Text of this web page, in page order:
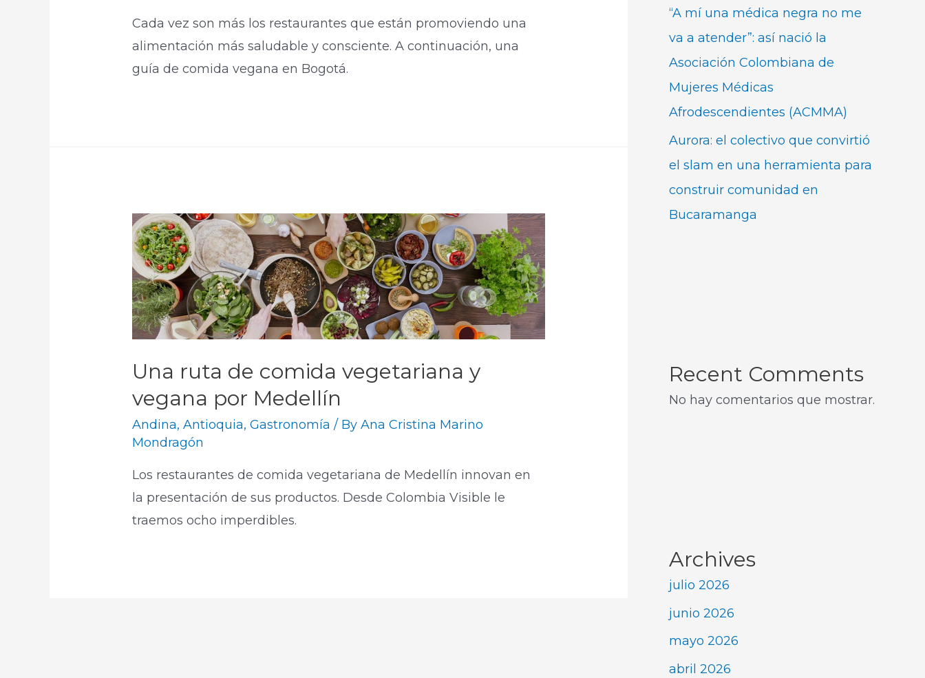
Cada vez son más los restaurantes que están promoviendo una
alimentación más saludable y consciente. A continuación, una
guía de comida vegana en Bogotá. ​
Una ruta de comida vegetariana y
vegana por Medellín
Andina,Antioquia,Gastronomía / ByAna Cristina Marino
Mondragón
Los restaurantes de comida vegetariana de Medellín innovan en
la presentación de sus productos. Desde Colombia Visible le
traemos ocho imperdibles.​
“A mí una médica negra no me
va a atender”: así nació la
Asociación Colombiana de
Mujeres Médicas
Afrodescendientes (ACMMA)
Aurora: el colectivo que convirtió
el slam en una herramienta para
construir comunidad en
Bucaramanga
Recent Comments
No hay comentarios que mostrar.
Archives
julio 2026
junio 2026
mayo 2026
abril 2026